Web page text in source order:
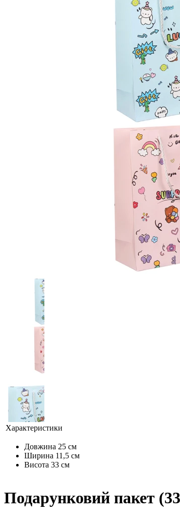
Характеристики
Довжина 25 см
Ширина 11,5 см
Висота 33 см
Подарунковий пакет